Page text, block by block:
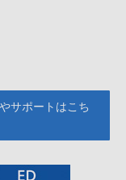
サポートはこち